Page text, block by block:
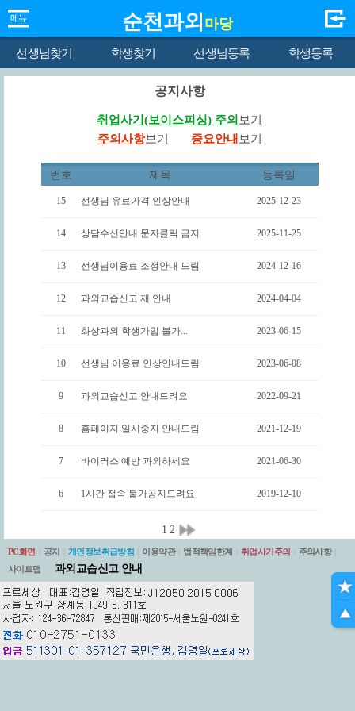
순천과외 마당
선생님찾기 학생찾기 선생님등록 학생등록
공지사항
취업사기(보이스피싱) 주의 보기
주의사항보기 중요안내 보기
번호 제목 등록일
15 선생님 유료가격 인상안내 2025-12-23
14 상담수신안내 문자클릭 금지 2025-11-25
13 선생님이용료 조정안내 드림 2024-12-16
12 과외교습신고 재 안내 2024-04-04
11 화상과외 학생가입 불가... 2023-06-15
10 선생님 이용료 인상안내드림 2023-06-08
9 과외교습신고 안내드려요 2022-09-21
8 홈페이지 일시중지 안내드림 2021-12-19
7 바이러스 예방 과외하세요 2021-06-30
6 1시간 접속 불가공지드려요 2019-12-10
1 2
PC화면 공지 개인정보취급방침 이용약관 법적책임한계 취업사기주의 주의사항
사이트맵
과외교습신고 안내